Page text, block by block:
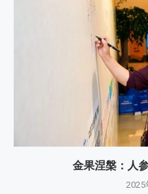
金果涅槃：人
2025